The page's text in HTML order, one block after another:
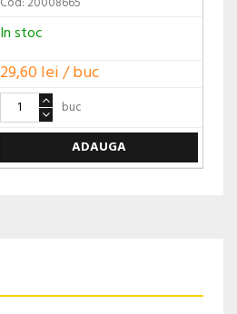
In stoc
29,60 lei / buc
buc
ADAUGA